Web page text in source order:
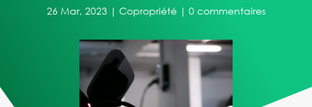
26 Mar, 2023| Copropriété| 0 commentaires